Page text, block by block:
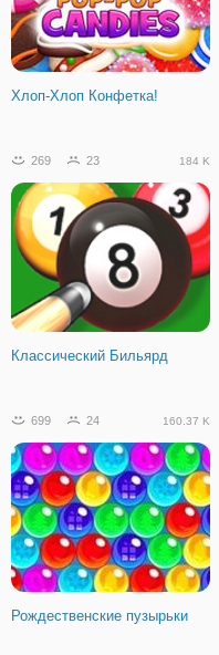
Хлоп-Хлоп Конфетка!
269 23 184 K
Классический Бильярд
699 24 160.37 K
Рождественские пузырьки